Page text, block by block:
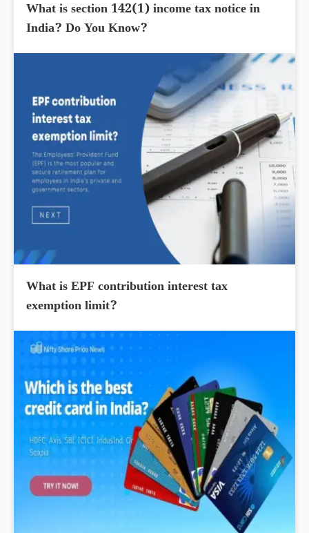
What is section 142(1) income tax notice in
India? Do You Know?
What is EPF contribution interest tax
exemption limit?